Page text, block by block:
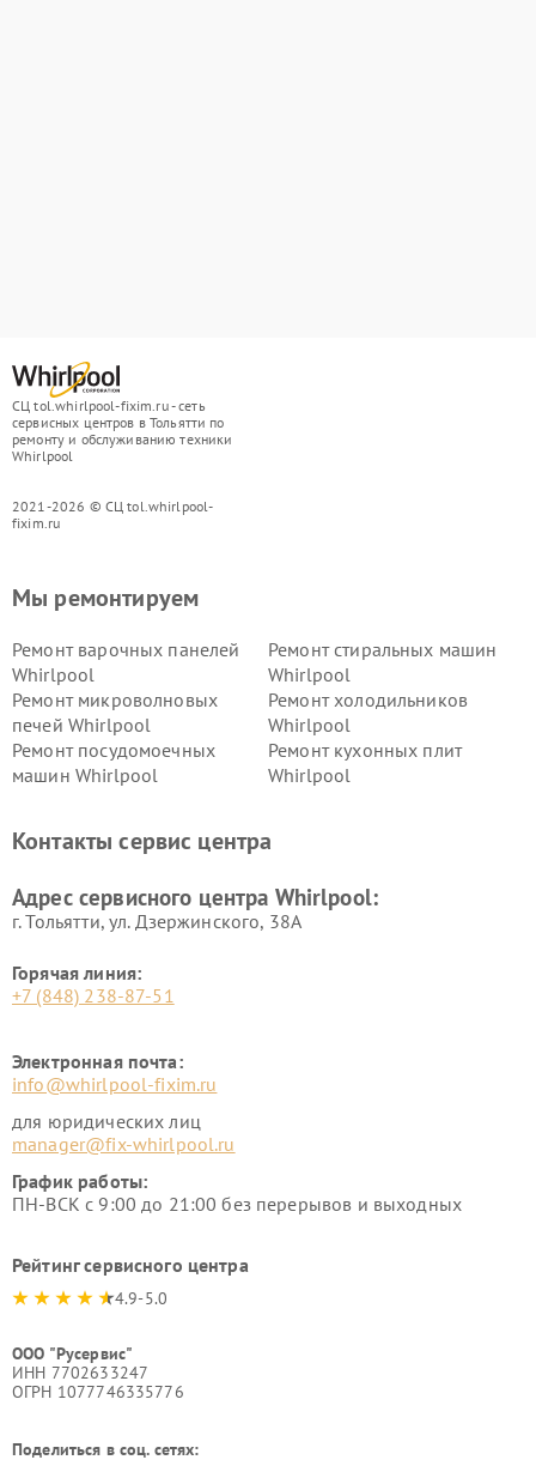
СЦ tol.whirlpool-fixim.ru - сеть
сервисных центров в Тольятти по
ремонту и обслуживанию техники
Whirlpool
2021-2026 © СЦ tol.whirlpool-
fixim.ru
Мы ремонтируем
Ремонт варочных панелей
Whirlpool
Ремонт стиральных машин
Whirlpool
Ремонт микроволновых
печей Whirlpool
Ремонт холодильников
Whirlpool
Ремонт посудомоечных
машин Whirlpool
Ремонт кухонных плит
Whirlpool
Контакты сервис центра
Адрес сервисного центра Whirlpool:
г. Тольятти, ул. Дзержинского, 38А
Горячая линия:
+7 (848) 238-87-51
Электронная почта:
info@whirlpool-fixim.ru
для юридических лиц
manager@fix-whirlpool.ru
График работы:
ПН-ВСК с 9:00 до 21:00 без перерывов и выходных
Рейтинг сервисного центра
4.9-5.0
ООО "Русервис"
ИНН 7702633247
ОГРН 1077746335776
Поделиться в соц. сетях: